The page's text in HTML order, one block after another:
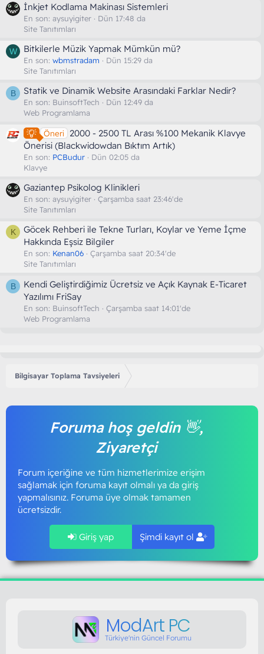
İnkjet Kodlama Makinası Sistemleri
En son: aysuyigiter
Dün 17:48 da
Site Tanıtımları
W Bitkilerle Müzik Yapmak Mümkün mü?
En son: wbmstradam
Dün 15:29 da
Site Tanıtımları
B Statik ve Dinamik Website Arasındaki Farklar Nedir?
En son: BuinsoftTech
Dün 12:49 da
Web Programlama
Öneri
2000 - 2500 TL Arası %100 Mekanik Klavye
Önerisi (Blackwidowdan Bıktım Artık)
En son: PCBudur
Dün 02:05 da
Klavye
Gaziantep Psikolog Klinikleri
En son: aysuyigiter
Çarşamba saat 23:46'de
Site Tanıtımları
K
Göcek Rehberi ile Tekne Turları, Koylar ve Yeme İçme
Hakkında Eşsiz Bilgiler
En son: Kenan06
Çarşamba saat 20:34'de
Site Tanıtımları
B
Kendi Geliştirdiğimiz Ücretsiz ve Açık Kaynak E-Ticaret
Yazılımı FriSay
En son: BuinsoftTech
Çarşamba saat 14:01'de
Web Programlama
Bilgisayar Toplama Tavsiyeleri
Foruma hoş geldin 👋,
Ziyaretçi
Forum içeriğine ve tüm hizmetlerimize erişim
sağlamak için foruma kayıt olmalı ya da giriş
yapmalısınız. Foruma üye olmak tamamen
ücretsizdir.
Giriş yap Şimdi kayıt ol
ModArt PC
Türkiye'nin Güncel Forumu